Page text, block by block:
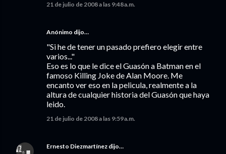
21 de julio de 2008 a las 9:48 a.m.
Anónimo dijo…
"Si he de tener un pasado prefiero elegir entre
varios..."
Eso es lo que le dice el Guasón a Batman en el
famoso Killing Joke de Alan Moore. Me
encanto ver eso en la pelicula, realmente a la
altura de cualquier historia del Guasón que haya
leido.
21 de julio de 2008 a las 9:59 a.m.
Ernesto Diezmartínez dijo…